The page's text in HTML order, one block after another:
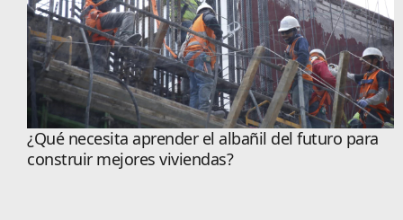
¿Qué necesita aprender el albañil del futuro para
construir mejores viviendas?